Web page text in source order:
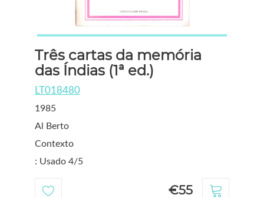
Três cartas da memória
das Índias (1ª ed.)
LT018480
1985
Al Berto
Contexto
: Usado 4/5
€55